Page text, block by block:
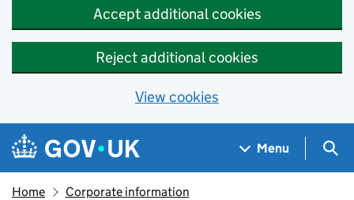
Accept additional cookies
Reject additional cookies
View cookies
Skip to main content
Navigation menu
Menu
Home Corporate information